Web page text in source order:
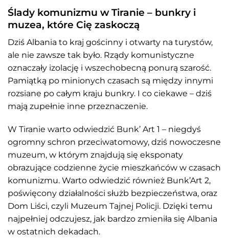
Ślady komunizmu w Tiranie – bunkry i
muzea, które Cię zaskoczą
Dziś Albania to kraj gościnny i otwarty na turystów,
ale nie zawsze tak było. Rządy komunistyczne
oznaczały izolację i wszechobecną ponurą szarość.
Pamiątką po minionych czasach są między innymi
rozsiane po całym kraju bunkry. I co ciekawe – dziś
mają zupełnie inne przeznaczenie.
W Tiranie warto odwiedzić Bunk’ Art 1 – niegdyś
ogromny schron przeciwatomowy, dziś nowoczesne
muzeum, w którym znajdują się eksponaty
obrazujące codzienne życie mieszkańców w czasach
komunizmu. Warto odwiedzić również Bunk’Art 2,
poświęcony działalności służb bezpieczeństwa, oraz
Dom Liści, czyli Muzeum Tajnej Policji. Dzięki temu
najpełniej odczujesz, jak bardzo zmieniła się Albania
w ostatnich dekadach.